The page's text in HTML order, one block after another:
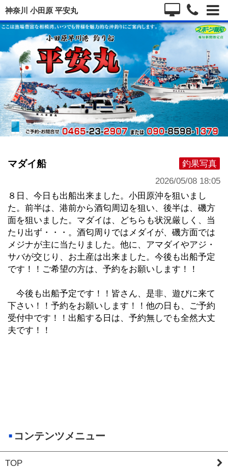
神奈川 小田原 平安丸
釣果写真
マダイ船
2026/05/08 18:05
８日、今日も出船出来ました。小田原沖を狙いまし
た。前半は、港前から酒匂周辺を狙い、後半は、磯方
面を狙いました。マダイは、どちらも状況厳しく、当
たり出ず・・・。酒匂周りではメダイが、磯方面では
メジナが主に当たりました。他に、アマダイやアジ・
サバが交じり、お土産は出来ました。今後も出船予定
です！！ご希望の方は、予約をお願いします！！
今後も出船予定です！！皆さん、是非、遊びに来て
下さい！！予約をお願いします！！他の日も、ご予約
受付中です！！出船する日は、予約無しでも全然大丈
夫です！！
コンテンツメニュー
TOP